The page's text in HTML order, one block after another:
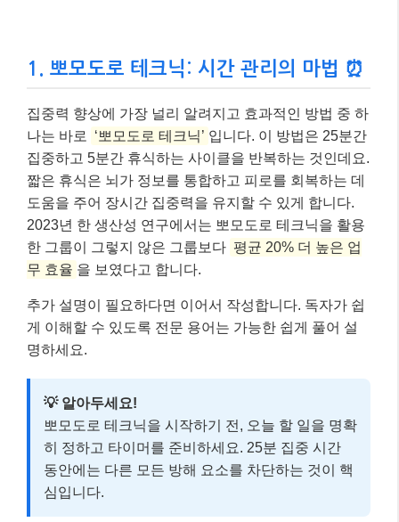
1. 뽀모도로 테크닉: 시간 관리의 마법 ⏰
집중력 향상에 가장 널리 알려지고 효과적인 방법 중 하
나는 바로
‘뽀모도로 테크닉’ 입니다. 이 방법은 25분간
집중하고 5분간 휴식하는 사이클을 반복하는 것인데요.
짧은 휴식은 뇌가 정보를 통합하고 피로를 회복하는 데
도움을 주어 장시간 집중력을 유지할 수 있게 합니다.
2023년 한 생산성 연구에서는 뽀모도로 테크닉을 활용
한 그룹이 그렇지 않은 그룹보다 평균 20% 더 높은 업
무 효율 을 보였다고 합니다.
추가 설명이 필요하다면 이어서 작성합니다. 독자가 쉽
게 이해할 수 있도록 전문 용어는 가능한 쉽게 풀어 설
명하세요.
💡 알아두세요!
뽀모도로 테크닉을 시작하기 전, 오늘 할 일을 명확
히 정하고 타이머를 준비하세요. 25분 집중 시간
동안에는 다른 모든 방해 요소를 차단하는 것이 핵
심입니다.